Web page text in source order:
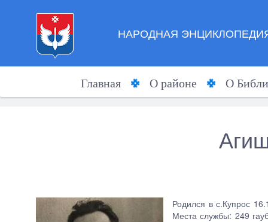
НАРОДНАЯ
Главная О районе О
Родился в с.Купрос
Места службы: 249